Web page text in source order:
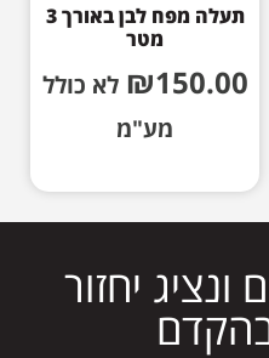
תעלה מפח לבן באורך 3
מטר
₪150.00
לא כולל
מע"מ
יחזור